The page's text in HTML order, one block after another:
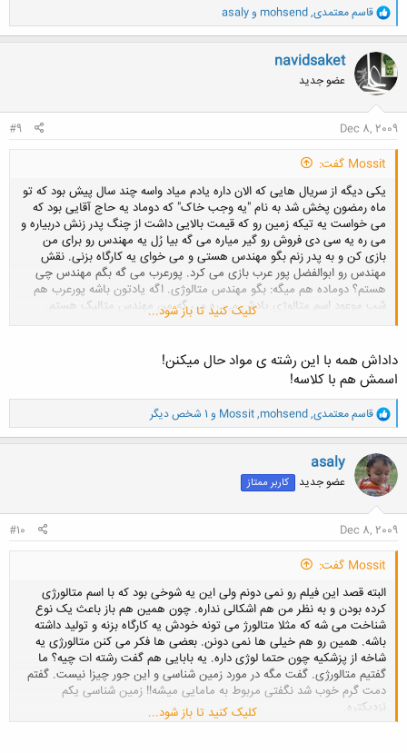
و
ا
ک
ن
ش
ه
ا
قاسم معتمدی,
mohsend وasaly
navidsaket
عضو جدید
Dec 8, 2009
#9
Mossit گفت:
یکی دیگه از سریال هایی که الان داره یادم میاد واسه چند سال پیش بود که تو
ماه رمضون پخش شد به نام "یه وجب خاک" که دوماد یه حاج آقایی بود که
می خواست یه تیکه زمین رو که قیمت بالایی داشت از چنگ پدر زنش دربیاره و
می ره یه سی دی فروش رو گیر میاره می گه بیا رُل یه مهندس رو برای من
بازی کن و به پدر زنم بگو مهندس هستی و می خوای یه کارگاه بزنی. نقش
مهندس رو ابوالفضل پور عرب بازی می کرد. پورعرب می گه بگم مهندس چی
هستم؟ دوماده هم میگه: بگو مهندس متالوژی. اگه یادتون باشه پورعرب هم
شب موعود اسم متالوژی یادش می ره می گه من مهندس متالیک هستم.
این که الان یادمه بخاطره اینه که یکی از آشنایان تا مدت ها من رو می دید
کلیک کنید تا باز شود...
داداش همه با این رشته ی مواد حال میکنن!
اسمش هم با کلاسه!
و
ا
ک
ن
ش
ه
ا
قاسم معتمدی,
mohsend
,
Mossit و 1 شخص دیگر
asaly
عضو جدید کاربر ممتاز
Dec 8, 2009
#10
Mossit گفت:
البته قصد این فیلم رو نمی دونم ولی این یه شوخی بود که با اسم متالورژی
کرده بودن و به نظر من هم اشکالی نداره. چون همین هم باز باعث یک نوع
شناخت می شه که مثلا متالورژ می تونه خودش یه کارگاه بزنه و تولید داشته
باشه. همین رو هم خیلی ها نمی دونن. بعضی ها فکر می کنن متالورژی یه
شاخه از پزشکیه چون حتما لوژی داره. یه بابایی هم گفت رشته ات چیه؟ ما
گفتیم متالورژی. گفت مگه در مورد زمین شناسی و این جور چیزا نیست. گفتم
دمت گرم خوب شد نگفتی مربوط به مامایی میشه!! زمین شناسی یکم
نزدیکتره.
کلیک کنید تا باز شود...